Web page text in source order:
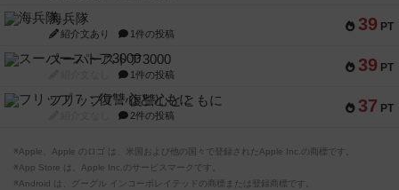
39 PT
海兵隊
紹介文あり 1件の投稿
39 PT
スーパーストア3000
1件の投稿
37 PT
フリップ７：復讐心とともに
2件の投稿
※Apple、Apple のロゴ は、米国および他の国々で登録されたApple Inc.の商標です。
※App Store は、Apple Inc.のサービスマークです。
※Android は、グーグル インコーポレイテッドの商標または登録商標です。